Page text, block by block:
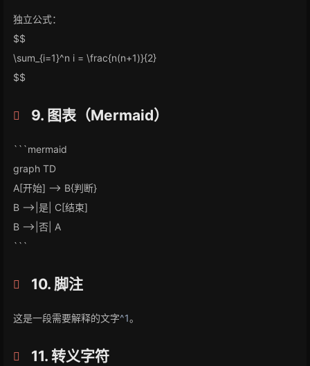
独立公式：
$$
\sum_{i=1}^n i = \frac{n(n+1)}{2}
$$
9. 图表（Mermaid）
```mermaid
graph TD
A[开始] –> B{判断}
B –>|是| C[结束]
B –>|否| A
```
10. 脚注
这是一段需要解释的文字^1。
11. 转义字符